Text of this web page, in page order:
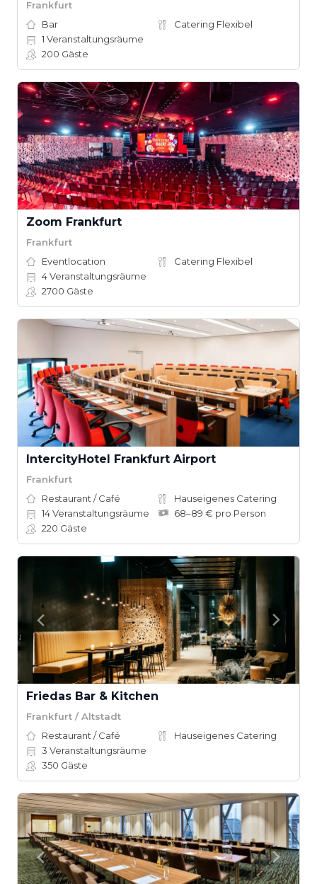
Frankfurt
Bar
Catering Flexibel
1 Veranstaltungsräume
200 Gäste
Zoom Frankfurt
Frankfurt
Eventlocation
Catering Flexibel
4Veranstaltungsräume
2700 Gäste
IntercityHotel Frankfurt Airport
Frankfurt
Restaurant / Café
Hauseigenes Catering
14Veranstaltungsräume
68–89 € pro Person
220 Gäste
Friedas Bar & Kitchen
Frankfurt / Altstadt
Restaurant / Café
Hauseigenes Catering
3 Veranstaltungsräume
350 Gäste